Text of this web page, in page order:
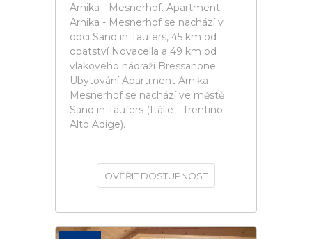
Arnika - Mesnerhof. Apartment
Arnika - Mesnerhof se nachází v
obci Sand in Taufers, 45 km od
opatství Novacella a 49 km od
vlakového nádraží Bressanone.
Ubytování Apartment Arnika -
Mesnerhof se nachází ve městě
Sand in Taufers (Itálie - Trentino
Alto Adige).
OVĚŘIT DOSTUPNOST